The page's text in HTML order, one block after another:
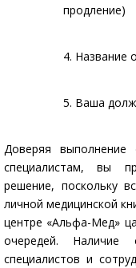
продление)
4. Название
5. Ваша
Доверяя выполнение
специалистам, вы
решение, поскольку
личной медицинской
центре «Альфа-Мед»
очередей. Наличие
специалистов и